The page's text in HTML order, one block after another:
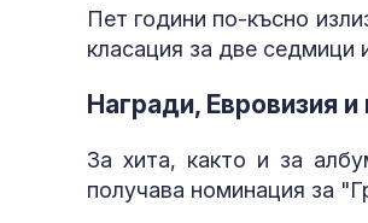
Пет години по-късно
класация за две
Награди, Евровизия и
За хита, както и за
получава номинация за